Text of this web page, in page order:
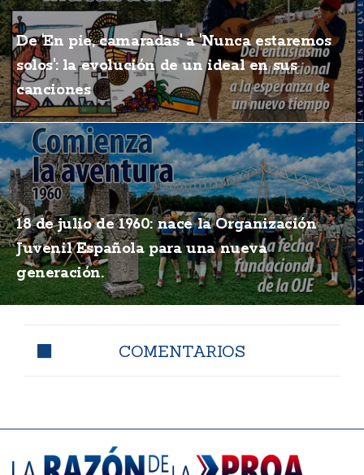
De 'En pie, camaradas' a 'Nunca estaremos
solos': la evolución de un ideal en sus
canciones
18 de julio de 1960: nace la Organización
Juvenil Española para una nueva
generación.
COMENTARIOS